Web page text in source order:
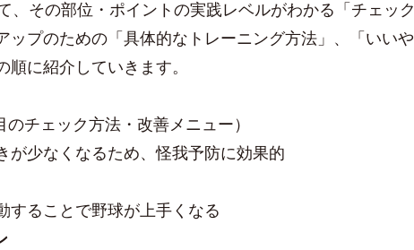
、その部位・ポイントの実践レベルがわかる「チェック
ップのための「具体的なトレーニング方法」、「いいや
順に紹介していきます。
のチェック方法・改善メニュー）
少なくなるため、怪我予防に効果的
することで野球が上手くなる